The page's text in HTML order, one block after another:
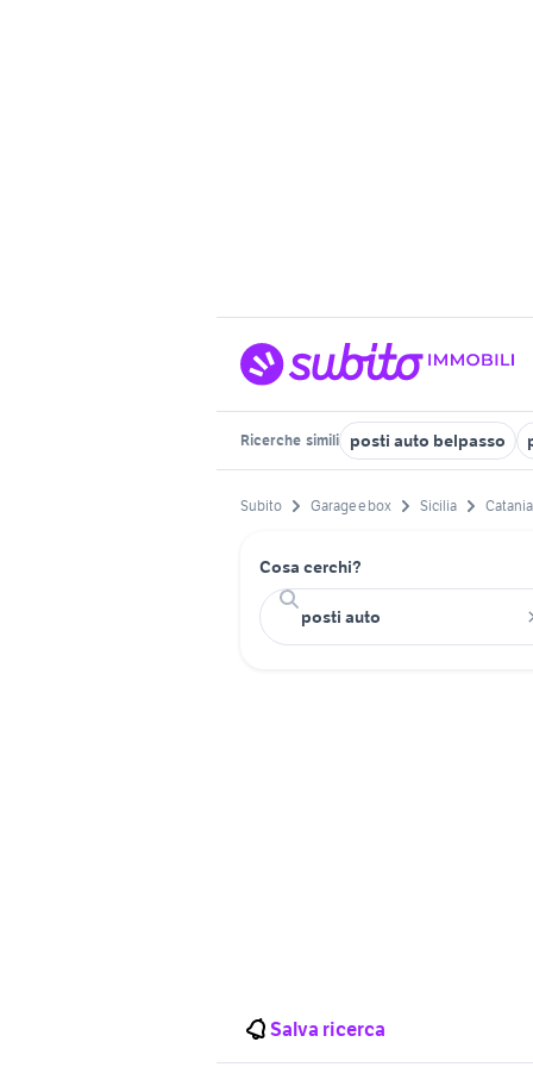
Ricerche simili posti auto belpasso
Subito Garage e box Sicilia
Cosa cerchi?
Salva ricerca